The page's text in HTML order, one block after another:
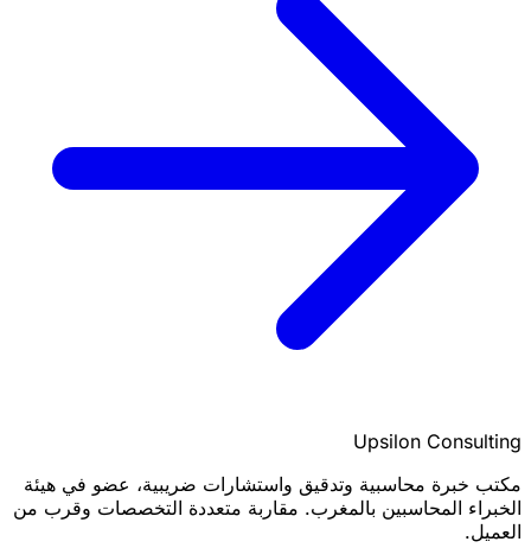
Upsilon Consulting
مكتب خبرة محاسبية وتدقيق واستشارات ضريبية، عضو في هيئة
الخبراء المحاسبين بالمغرب. مقاربة متعددة التخصصات وقرب من
العميل.